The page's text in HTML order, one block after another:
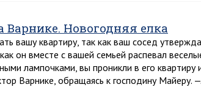
Новогодняя елка
вашу квартиру, так как ваш сосед
он вместе с вашей семьей распевал
лампочками, вы проникли в его квартиру
Варнике, обращаясь к господину Майеру.